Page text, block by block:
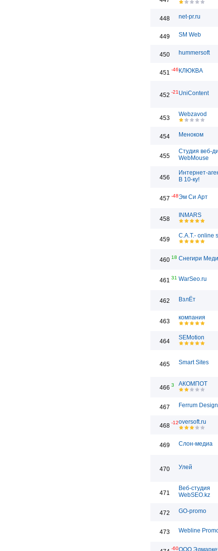
448 net-pr.ru
449 SM Web
450 hummersoft
451 -46 КЛЮКВА
452 -21 UniContent
453
Webzavod
454 Меноком
455
Студия веб-
WebMouse
456
Интернет-
В 10-ку!
457 -48Эм Си Арт
458
INMARS
459
C.A.T.- online
460 18 Снегири
461 31 WarSeo.ru
462 ВзлЁт
463
компания
464
SEMotion
465 Smart Sites
466 3 АКОМПОТ
467 Ferrum Design
468 -12oversoft.ru
469 Слон-медиа
470 Улей
471
Веб-студия
WebSEO.kz
472 GO-promo
473 Webline
-60ООО